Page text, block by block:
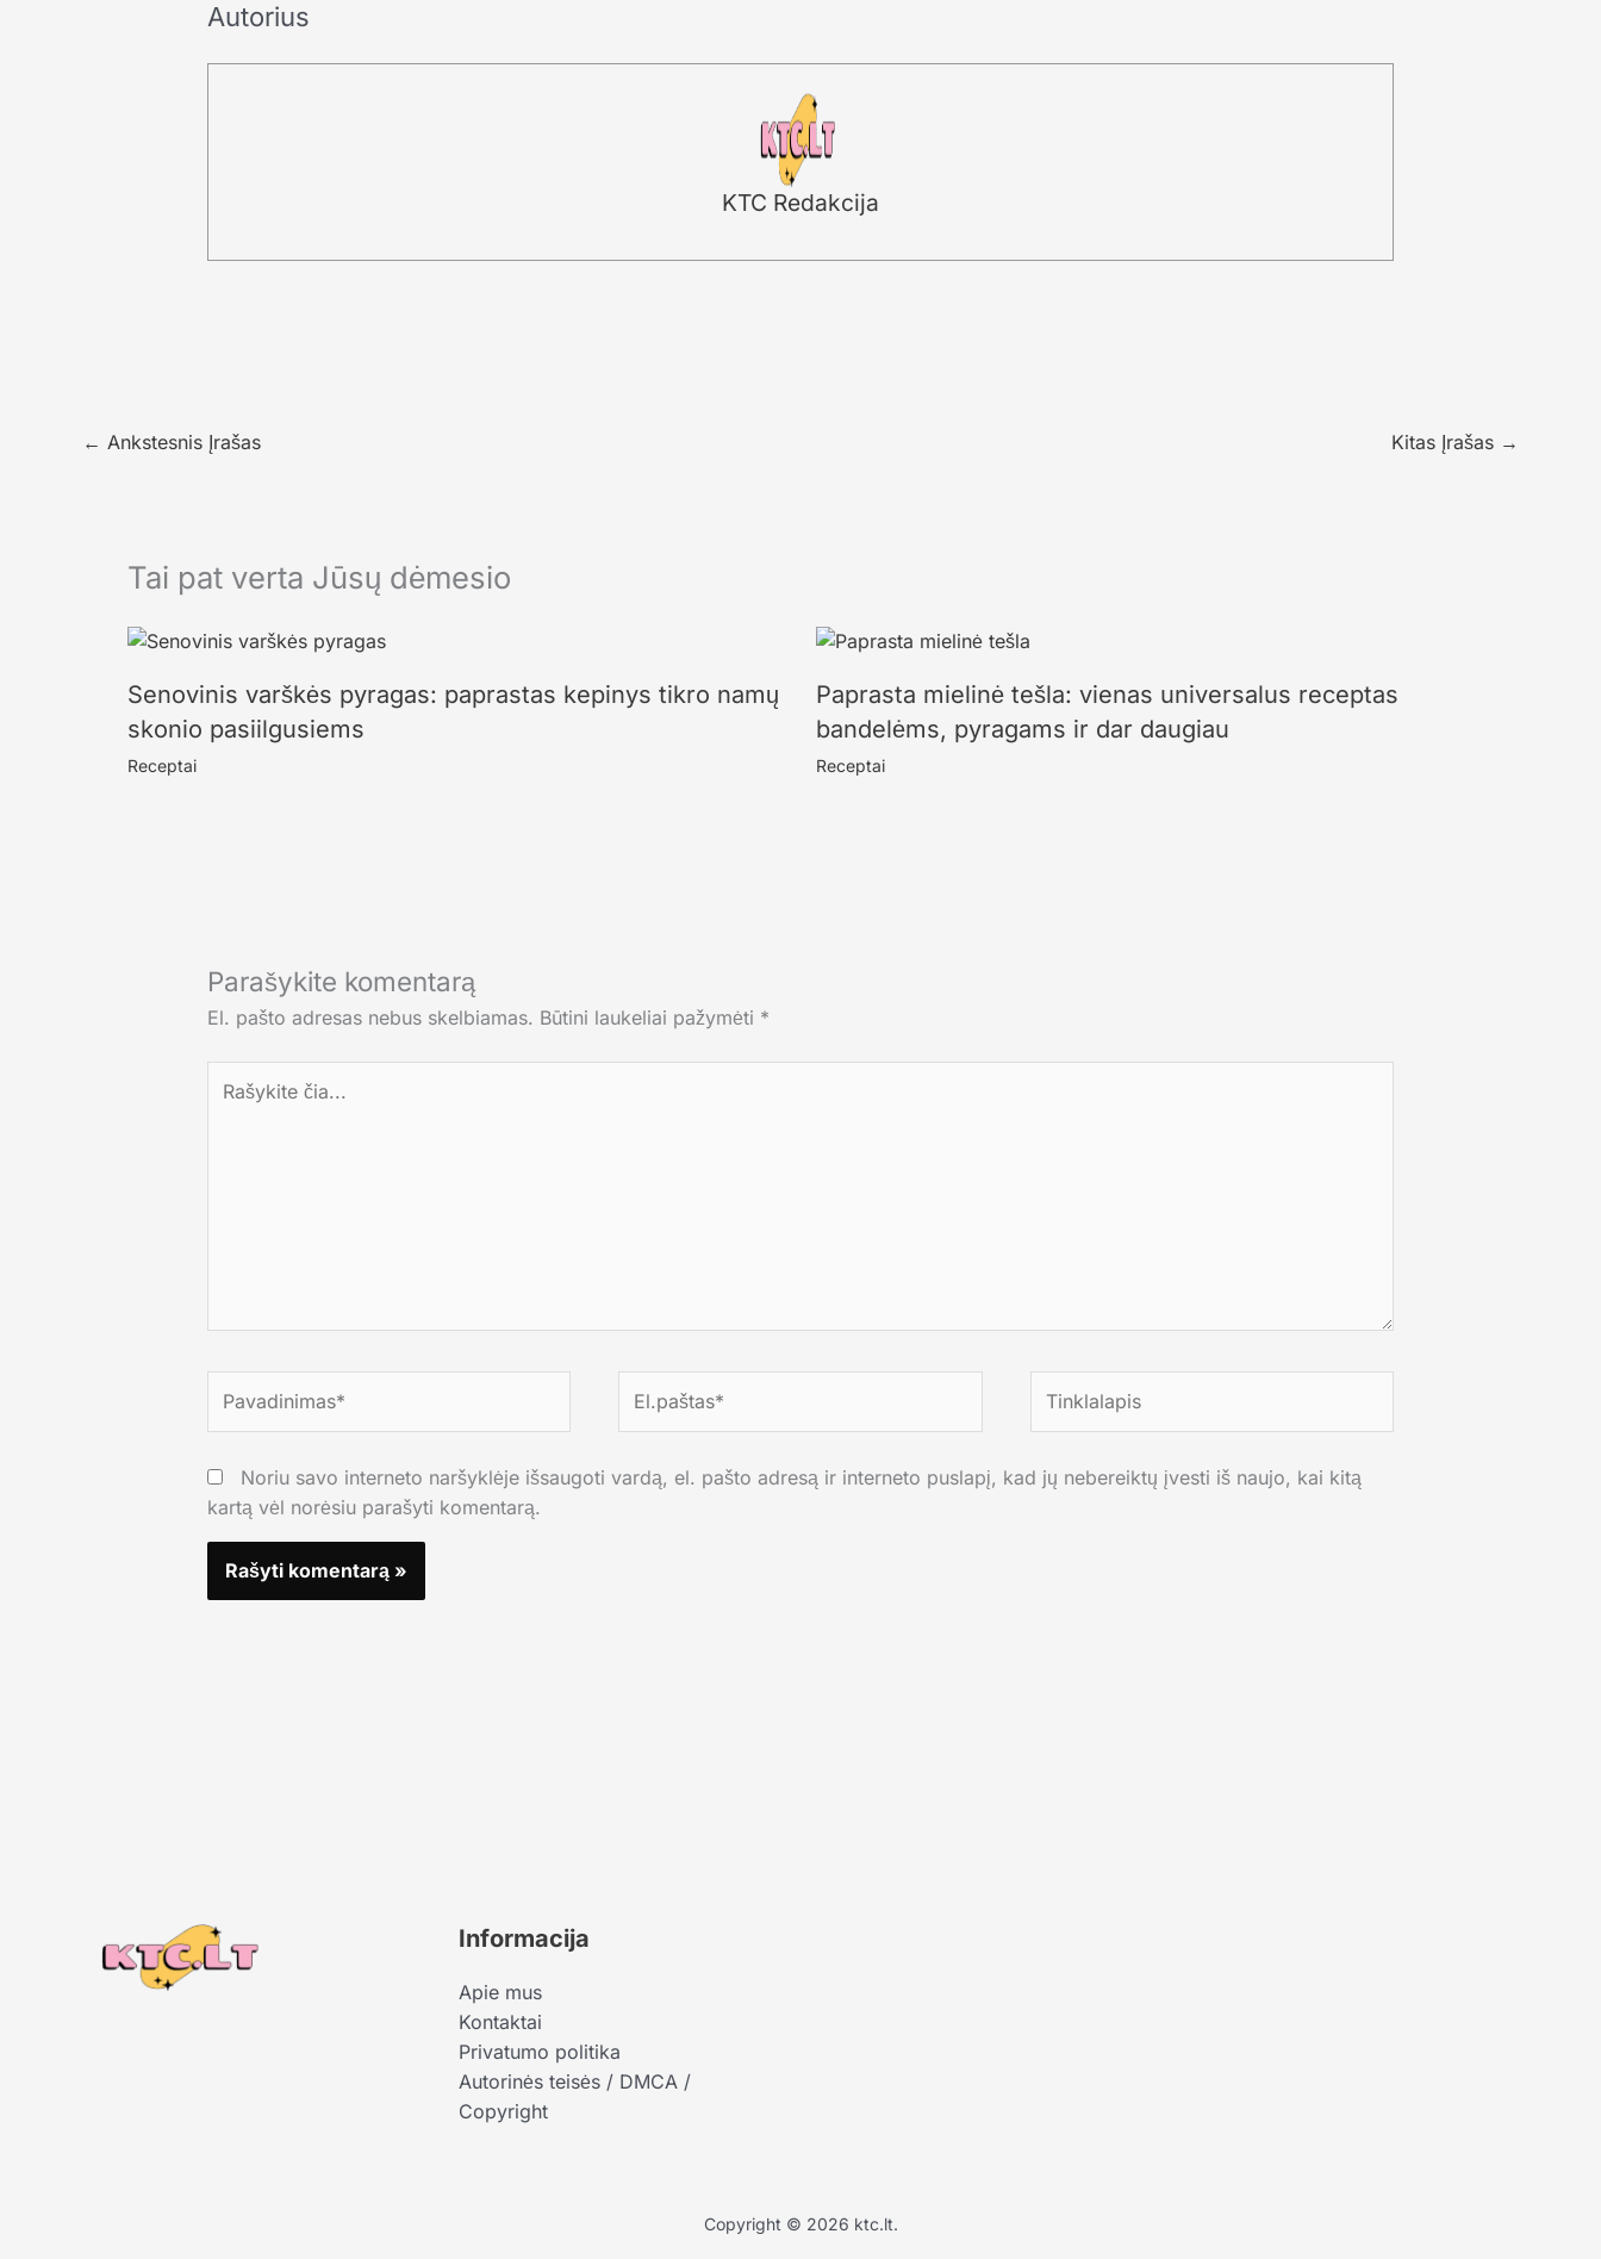
Autorius
KTC Redakcija
← Ankstesnis Įrašas Kitas Įrašas →
Tai pat verta Jūsų dėmesio
Senovinis varškės pyragas: paprastas kepinys tikro namų
skonio pasiilgusiems
Receptai
Paprasta mielinė tešla: vienas universalus receptas
bandelėms, pyragams ir dar daugiau
Receptai
Parašykite komentarą
El. pašto adresas nebus skelbiamas. Būtini laukeliai pažymėti *
čia...
Noriu savo interneto naršyklėje išsaugoti vardą, el. pašto adresą ir interneto puslapį, kad jų nebereiktų įvesti iš naujo, kai kitą
kartą vėl norėsiu parašyti komentarą.
Informacija
Apie mus
Kontaktai
Privatumo politika
Autorinės teisės / DMCA /
Copyright
Copyright © 2026 ktc.lt.